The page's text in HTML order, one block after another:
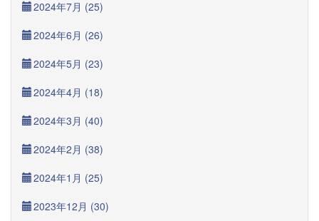
2024年7月 (25)
2024年6月 (26)
2024年5月 (23)
2024年4月 (18)
2024年3月 (40)
2024年2月 (38)
2024年1月 (25)
2023年12月 (30)